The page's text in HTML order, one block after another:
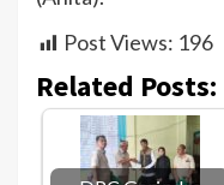
Post Views: 196
Related Posts: